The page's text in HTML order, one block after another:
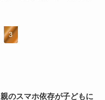
親のスマホ依存が子どもに